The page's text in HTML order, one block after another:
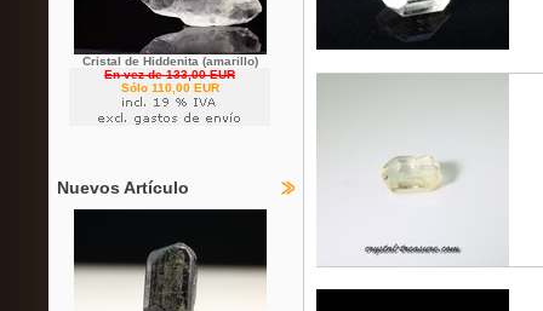
Cristal de Hiddenita (amarillo)
En vez de 133,00 EUR
Sólo 110,00 EUR
Nuevos Artículo